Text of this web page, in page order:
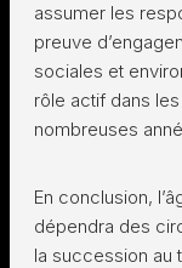
assumer les
preuve
sociales et
rôle actif dans
nombreuses
En conclusion,
dépendra des
la succession au